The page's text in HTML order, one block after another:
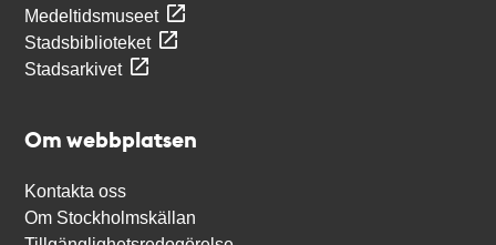
Medeltidsmuseet
Stadsbiblioteket
Stadsarkivet
Om webbplatsen
Kontakta oss
Om Stockholmskällan